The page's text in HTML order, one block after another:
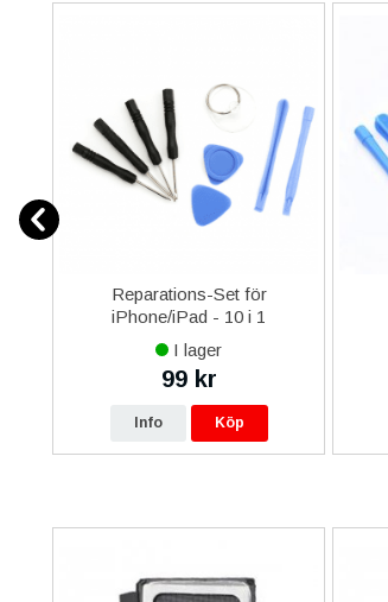
Reparations-Set för
iPhone/iPad - 10 i 1
I lager
99 kr
Info Köp